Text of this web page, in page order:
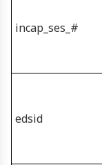
incap_ses_#
edsid